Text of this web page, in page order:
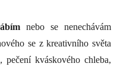
nebo se nenechávám
se z kreativního světa
kváskového chleba,